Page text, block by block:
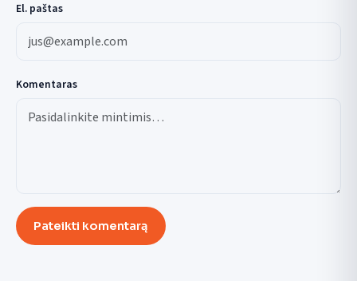
El. paštas
Komentaras
Pateikti komentarą